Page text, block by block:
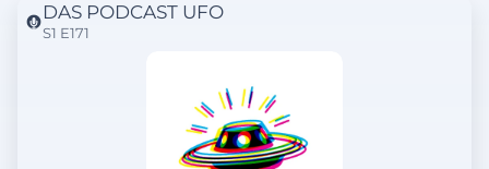
DAS PODCAST UFO
S1 E171